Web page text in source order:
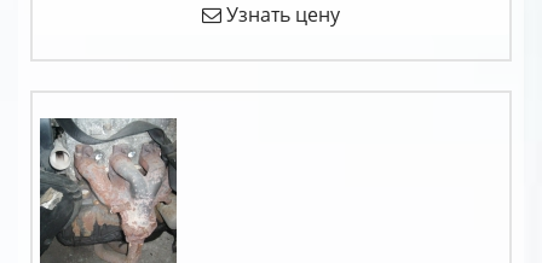
Узнать цену